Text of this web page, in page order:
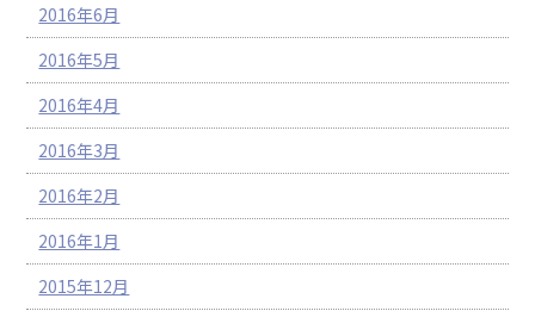
2016年6月
2016年5月
2016年4月
2016年3月
2016年2月
2016年1月
2015年12月